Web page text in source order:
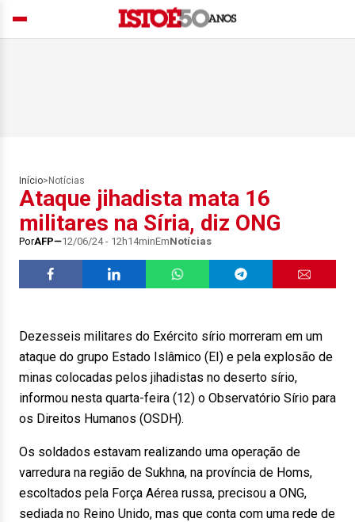
Início> Notícias
Ataque jihadista mata 16
militares na Síria, diz ONG
PorAFP 12/06/24 - 12h14minEmNotícias
Dezesseis militares do Exército sírio morreram em um
ataque do grupo Estado Islâmico (EI) e pela explosão de
minas colocadas pelos jihadistas no deserto sírio,
informou nesta quarta-feira (12) o Observatório Sírio para
os Direitos Humanos (OSDH).
Os soldados estavam realizando uma operação de
varredura na região de Sukhna, na província de Homs,
escoltados pela Força Aérea russa, precisou a ONG,
sediada no Reino Unido, mas que conta com uma rede de